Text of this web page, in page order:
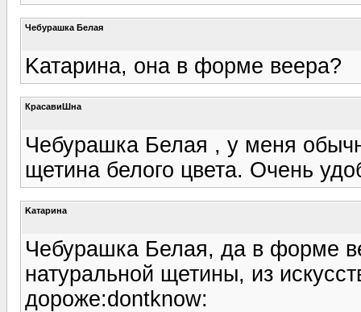
Чебурашка Белая
Kатарина, она в форме веера?
КрасавиШна
Чебурашка Белая , у меня
щетина белого цвета. Очень
Kатарина
Чебурашка Белая, да в форме
натуральной щетины, из
дороже:dontknow: